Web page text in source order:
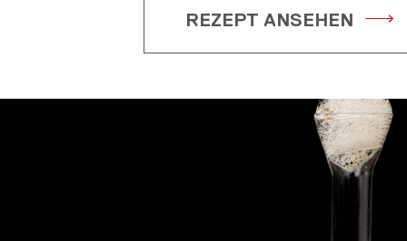
REZEPT ANSEHEN